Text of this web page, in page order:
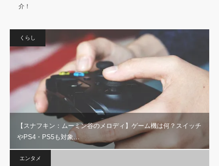
介！
くらし
【スナフキン：ムーミン谷のメロディ】ゲーム機は何？スイッチ
やPS4・PS5も対象…
エンタメ